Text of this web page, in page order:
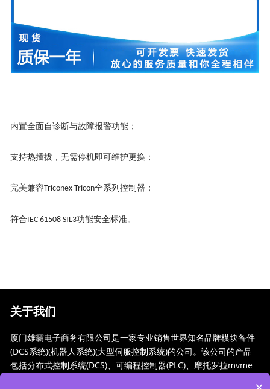
内置全面自诊断与故障报警功能；
支持热插拔，无需停机即可维护更换；
完美兼容Triconex Tricon全系列控制器；
符合IEC 61508 SIL3功能安全标准。
关于我们
厦门雄霸电子商务有限公司是一家专业销售世界知名品牌模块备件
(DCS系统)(机器人系统)(大型伺服控制系统)的公司。该公司的产品
包括分布式控制系统(DCS)、可编程控制器(PLC)、摩托罗拉mvme